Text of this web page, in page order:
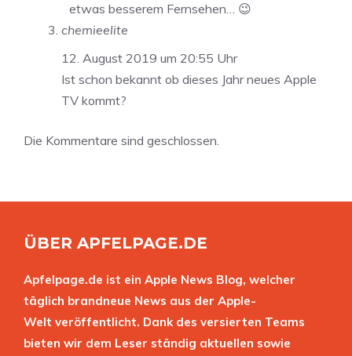
etwas besserem Fernsehen… 😉
chemieelite
12. August 2019 um 20:55 Uhr
Ist schon bekannt ob dieses Jahr neues Apple
TV kommt?
Die Kommentare sind geschlossen.
ÜBER APFELPAGE.DE
Apfelpage.de ist ein Apple News Blog, welcher
täglich brandneue News aus der Apple-
Welt veröffentlicht. Dank des versierten Teams
bieten wir dem Leser ständig aktuellen sowie